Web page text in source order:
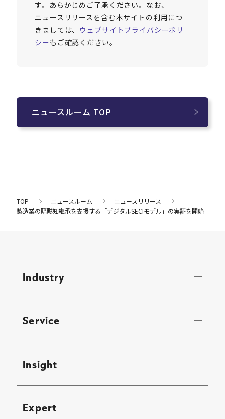
す。あらかじめご了承ください。なお、
ニュースリリースを含む本サイトの利用につ
きましては、 ウェブサイトプライバシーポリ
シーもご確認ください。
ニュースルーム TOP
TOP ニュースルーム
ニュースリリース
製造業の暗黙知継承を支援する「デジタルSECIモデル」の実証を開始
Industry
Service
Insight
Expert